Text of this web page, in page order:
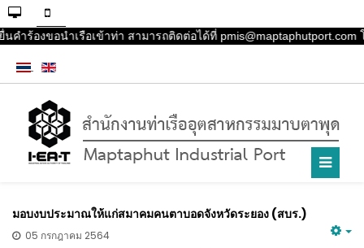
ร้องขอนำเรือเข้าท่า สามารถติดต่อได้ที่ pmis@maptaphutport.com โ
มอบงบประมาณให้แก่สมาคมคนตาบอดจังหวัดระยอง (สบร.)
05 กรกฎาคม 2564